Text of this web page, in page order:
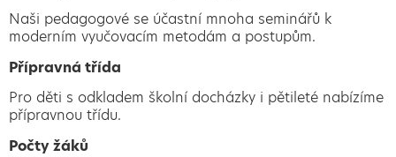
Naši pedagogové se účastní mnoha seminářů k
moderním vyučovacím metodám a postupům.
Přípravná třída
Pro děti s odkladem školní docházky i pětileté nabízíme
přípravnou třídu.
Počty žáků